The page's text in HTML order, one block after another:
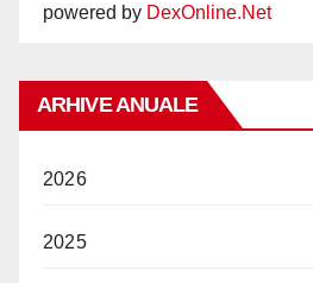
powered by DexOnline.Net
ARHIVE ANUALE
2026
2025